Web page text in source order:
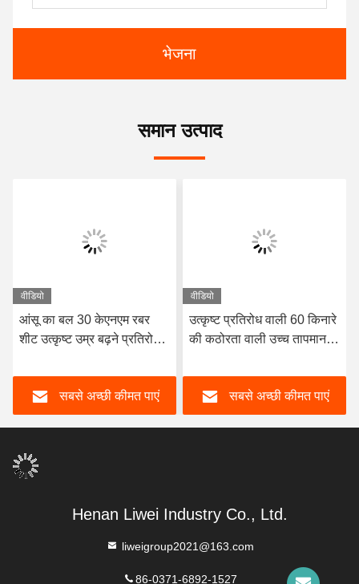
भेजना
समान उत्पाद
वीडियो
आंसू का बल 30 केएनएम रबर
शीट उत्कृष्ट उम्र बढ़ने प्रतिरोध
1-20m भारी शुल्क औद्योगिक
अनुप्रयोगों के लिए आदर्श
सबसे अच्छी कीमत पाएं
वीडियो
उत्कृष्ट प्रतिरोध वाली 60 किनारे
की कठोरता वाली उच्च तापमान
और इन्सुलेशन के लिए आदर्श
सबसे अच्छी कीमत पाएं
Henan Liwei Industry Co., Ltd.
liweigroup2021@163.com
86-0371-6892-1527